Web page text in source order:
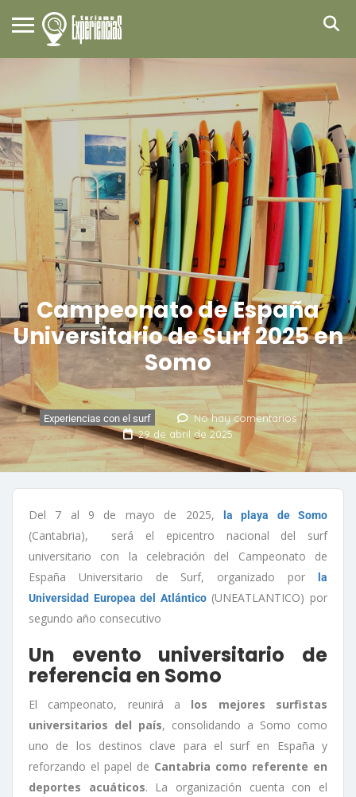
Campeonato de España
Universitario de Surf 2025 en
Somo
Experiencias con el surf
No hay comentarios
29 de abril de 2025
Del 7 al 9 de mayo de 2025, la playa de Somo
(Cantabria), será el epicentro nacional del surf
universitario con la celebración del Campeonato de
España Universitario de Surf, organizado por
la
Universidad Europea del Atlántico(UNEATLANTICO) por
segundo año consecutivo
Un evento universitario de
referencia en Somo
El campeonato, reunirá a los mejores surfistas
universitarios del país, consolidando a Somo como
uno de los destinos clave para el surf en España y
reforzando el papel de Cantabria como referente en
deportes acuáticos. La organización cuenta con el